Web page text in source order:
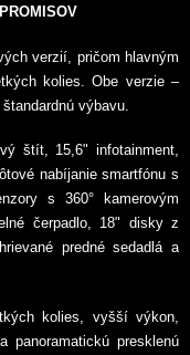
verzií, pričom hlavným
kolies. Obe verzie –
výbavu.
štít, 15,6" infotainment,
nabíjanie smartfónu s
s 360° kamerovým
čerpadlo, 18" disky z
predné sedadlá a
kolies, vyšší výkon,
panoramatickú presklenú